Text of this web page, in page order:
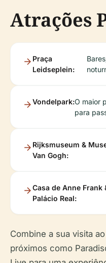
Atrações
Praça
Leidseplein:
Vondelpark:O maior
para
Rijksmuseum &
Van Gogh:
Casa de Anne Frank
Palácio Real:
Combine a sua visita
próximos como